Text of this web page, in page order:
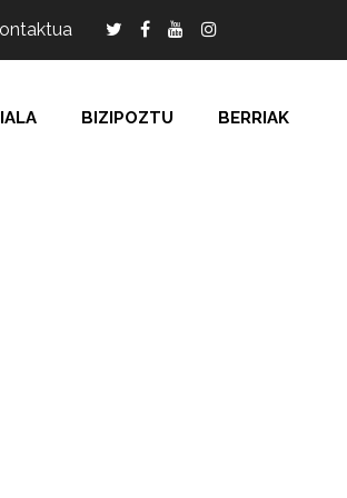
BIZIPOZTU BERRIAK